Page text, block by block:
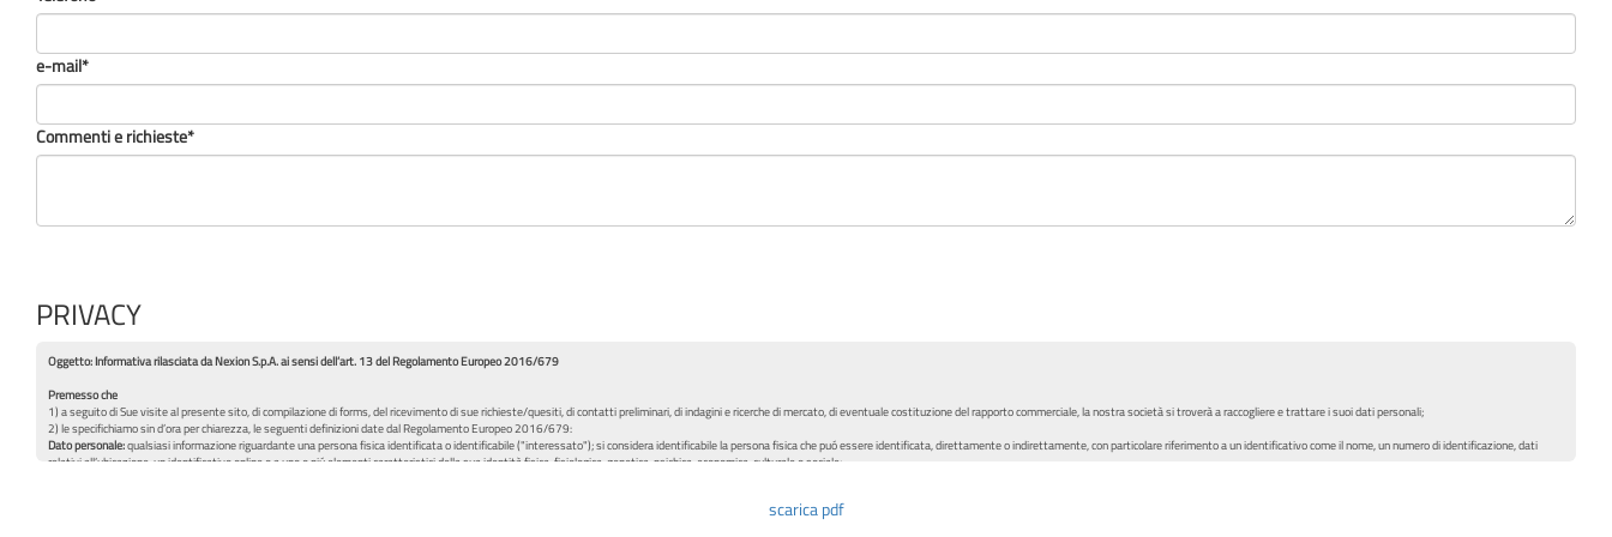
e-mail*
Commenti e richieste*
PRIVACY
Oggetto: Informativa rilasciata da Nexion S.p.A. ai sensi dell’art. 13 del Regolamento Europeo 2016/679
Premesso che
1) a seguito di Sue visite al presente sito, di compilazione di forms, del ricevimento di sue richieste/quesiti, di contatti preliminari, di indagini e ricerche di mercato, di eventuale costituzione del rapporto commerciale, la nostra società si troverà a raccogliere e trattare i suoi dati personali;
2) le specifichiamo sin d’ora per chiarezza, le seguenti definizioni date dal Regolamento Europeo 2016/679:
Dato personale:qualsiasi informazione riguardante una persona fisica identificata o identificabile ("interessato"); si considera identificabile la persona fisica che puó essere identificata, direttamente o indirettamente, con particolare riferimento a un identificativo come il nome, un numero di identificazione, dati
relativi all’ubicazione, un identificativo online o a uno o piú elementi caratteristici della sua identità fisica, fisiologica, genetica, psichica, economica, culturale o sociale;
scarica pdf